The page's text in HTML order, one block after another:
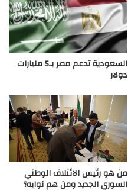
السعودية تدعم مصر بـ5 مليارات
دولار
من هو رئيس الائتلاف الوطني
السوري الجديد ومن هم نوابه؟